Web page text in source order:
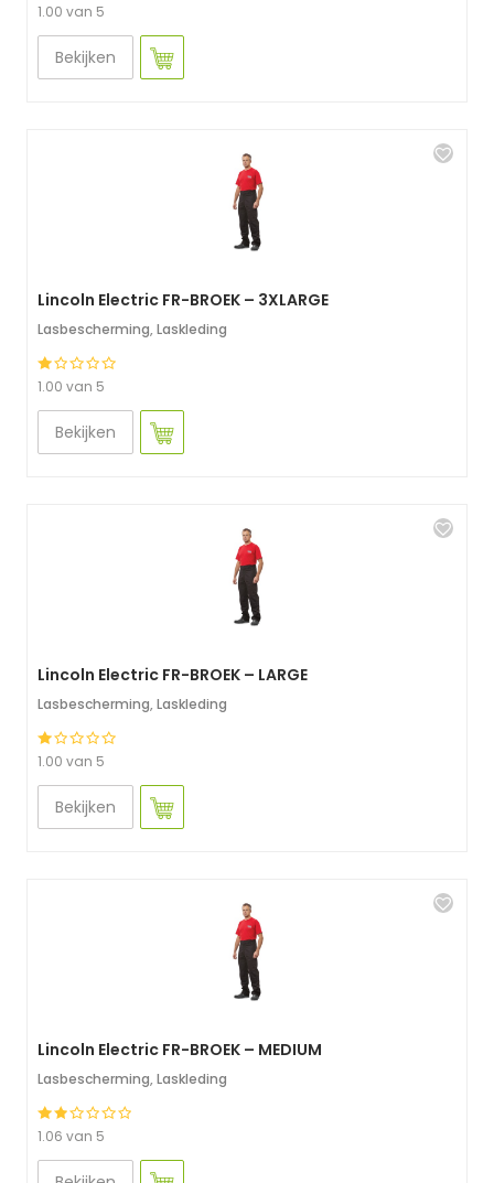
1.00 van 5
Bekijken
Lincoln Electric FR-BROEK – 3XLARGE
Lasbescherming, Laskleding
1.00 van 5
Bekijken
Lincoln Electric FR-BROEK – LARGE
Lasbescherming, Laskleding
1.00 van 5
Bekijken
Lincoln Electric FR-BROEK – MEDIUM
Lasbescherming, Laskleding
1.06 van 5